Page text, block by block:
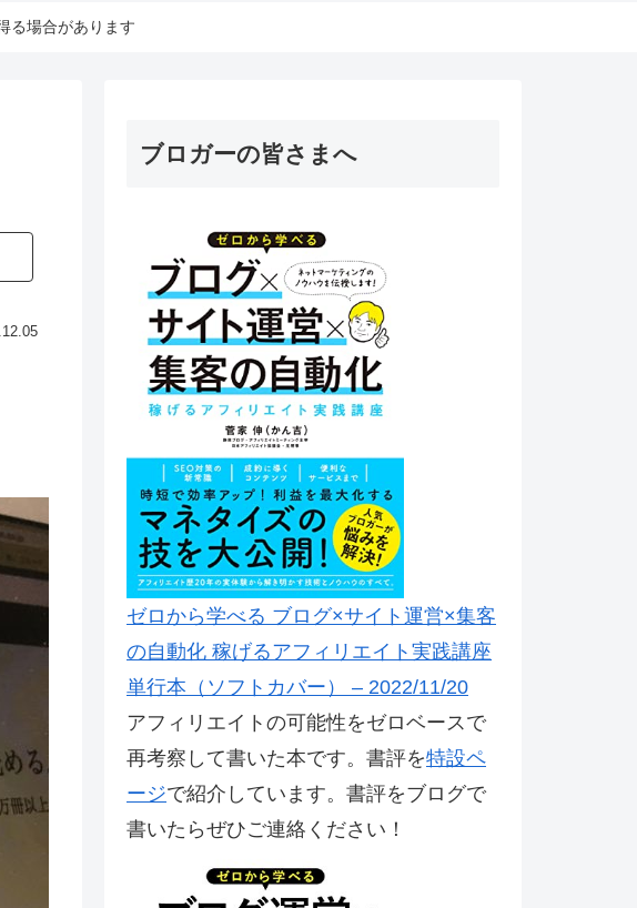
る場合があります
ブロガーの皆さまへ
ゼロから学べる ブログ×サイト運営×集客
の自動化 稼げるアフィリエイト実践講座
単行本（ソフトカバー） – 2022/11/20
アフィリエイトの可能性をゼロベースで
再考察して書いた本です。書評を特設ペ
ージで紹介しています。書評をブログで
書いたらぜひご連絡ください！